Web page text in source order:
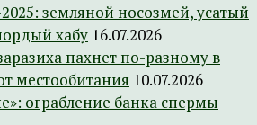
земляной носозмей, усатый
хабу 16.07.2026
пахнет по-разному в
местообитания 10.07.2026
ограбление банка спермы